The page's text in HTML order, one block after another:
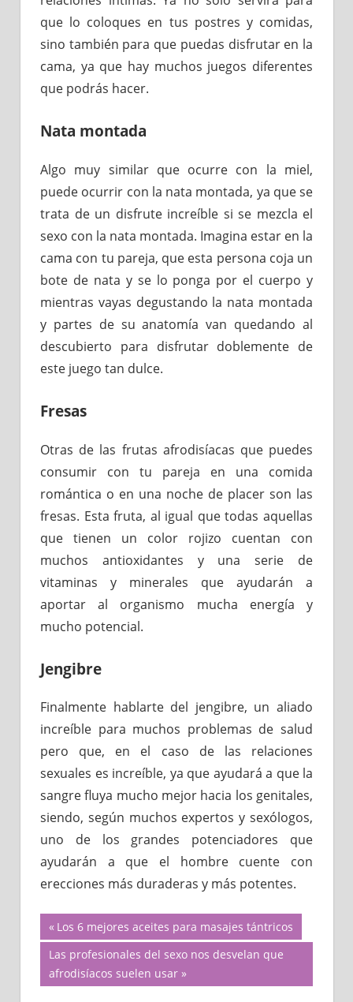
que lo coloques en tus postres y comidas,
sino también para que puedas disfrutar en la
cama, ya que hay muchos juegos diferentes
que podrás hacer.
Nata montada
Algo muy similar que ocurre con la miel,
puede ocurrir con la nata montada, ya que se
trata de un disfrute increíble si se mezcla el
sexo con la nata montada. Imagina estar en la
cama con tu pareja, que esta persona coja un
bote de nata y se lo ponga por el cuerpo y
mientras vayas degustando la nata montada
y partes de su anatomía van quedando al
descubierto para disfrutar doblemente de
este juego tan dulce.
Fresas
Otras de las frutas afrodisíacas que puedes
consumir con tu pareja en una comida
romántica o en una noche de placer son las
fresas. Esta fruta, al igual que todas aquellas
que tienen un color rojizo cuentan con
muchos antioxidantes y una serie de
vitaminas y minerales que ayudarán a
aportar al organismo mucha energía y
mucho potencial.
Jengibre
Finalmente hablarte del jengibre, un aliado
increíble para muchos problemas de salud
pero que, en el caso de las relaciones
sexuales es increíble, ya que ayudará a que la
sangre fluya mucho mejor hacia los genitales,
siendo, según muchos expertos y sexólogos,
uno de los grandes potenciadores que
ayudarán a que el hombre cuente con
erecciones más duraderas y más potentes.
Navegación
de
Previous
Post:
Los 6 mejores aceites para masajes tántricos
Next
Post:
Las profesionales del sexo nos desvelan que
afrodisíacos suelen usar